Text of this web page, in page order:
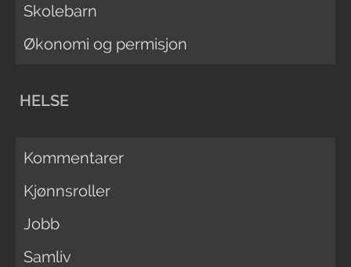
Skolebarn
Økonomi og permisjon
HELSE
Kommentarer
Kjønnsroller
Jobb
Samliv